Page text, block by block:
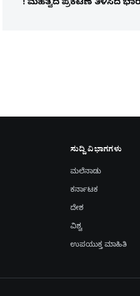
! ಮಹತ್ವದ ಪ್ರಕಟಣೆ ತಿಳಿಸಿದ
ಸುದ್ದಿ ವಿಭಾಗಗಳು
ಮಲೆನಾಡು
ಕರ್ನಾಟಕ
ದೇಶ
ವಿಶ್ವ
ಉಪಯುಕ್ತ ಮಾಹಿತಿ